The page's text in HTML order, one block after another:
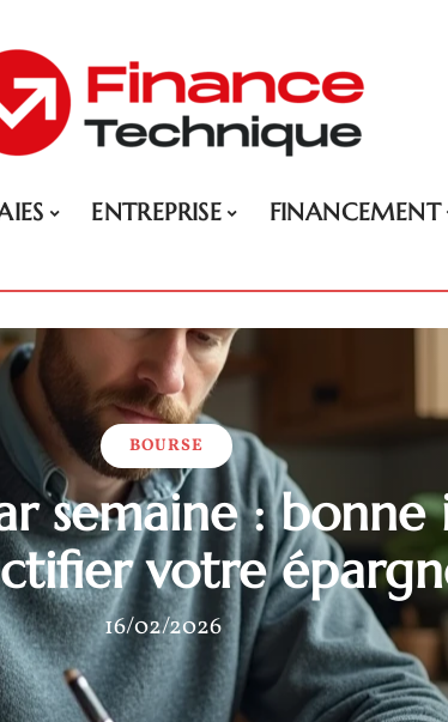
ENTREPRISE FINANCEMENT
BOURSE
semaine :
votre
16/02/2026